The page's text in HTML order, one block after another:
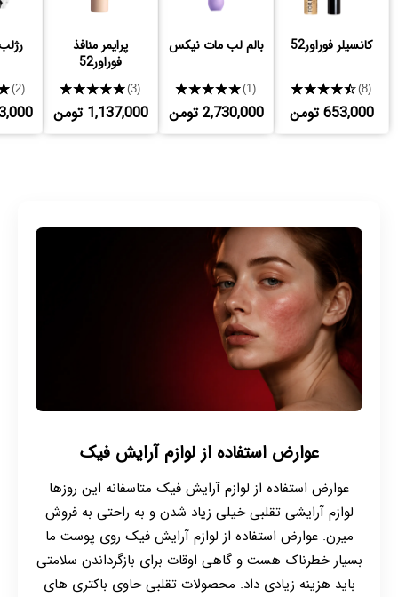
کانسیلر فوراور52
★★★★★(8)
653,000 تومن
بالم لب مات نیکس
★★★★★(1)
2,730,000 تومن
پرایمر منافذ
فوراور52
★★★★★(3)
1,137,000 تومن
(2)
عوارض استفاده از لوازم آرایش فیک
عوارض استفاده از لوازم آرایش فیک متاسفانه این روزها
لوازم آرایشی تقلبی خیلی زیاد شدن و به راحتی به فروش
میرن. عوارض استفاده از لوازم آرایش فیک روی پوست ما
بسیار خطرناک هست و گاهی اوقات برای بازگرداندن سلامتی
باید هزینه زیادی داد. محصولات تقلبی حاوی باکتری های